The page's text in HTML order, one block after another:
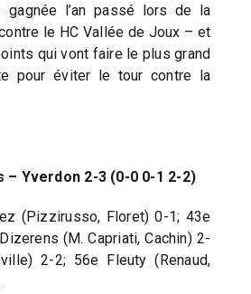
gagnée l’an passé lors de la
le HC Vallée de Joux – et
qui vont faire le plus grand
pour éviter le tour contre la
– Yverdon 2-3 (0-0 0-1 2-2)
(Pizzirusso, Floret) 0-1; 43e
(M. Capriati, Cachin) 2-
2-2; 56e Fleuty (Renaud,